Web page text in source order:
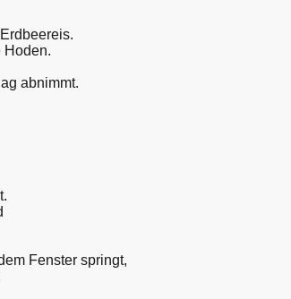
Hoden.
abnimmt.
Fenster springt,